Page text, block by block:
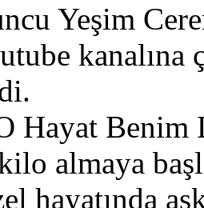
Yeşim
Hayat
almaya
hayatında